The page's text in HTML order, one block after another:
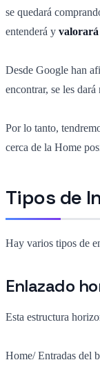
se quedará
entenderá y
Desde Google han
encontrar, se les
Por lo tanto,
cerca de la Home
Tipos de
Hay varios tipos de
Enlazado
Esta estructura
Home/ Entradas del